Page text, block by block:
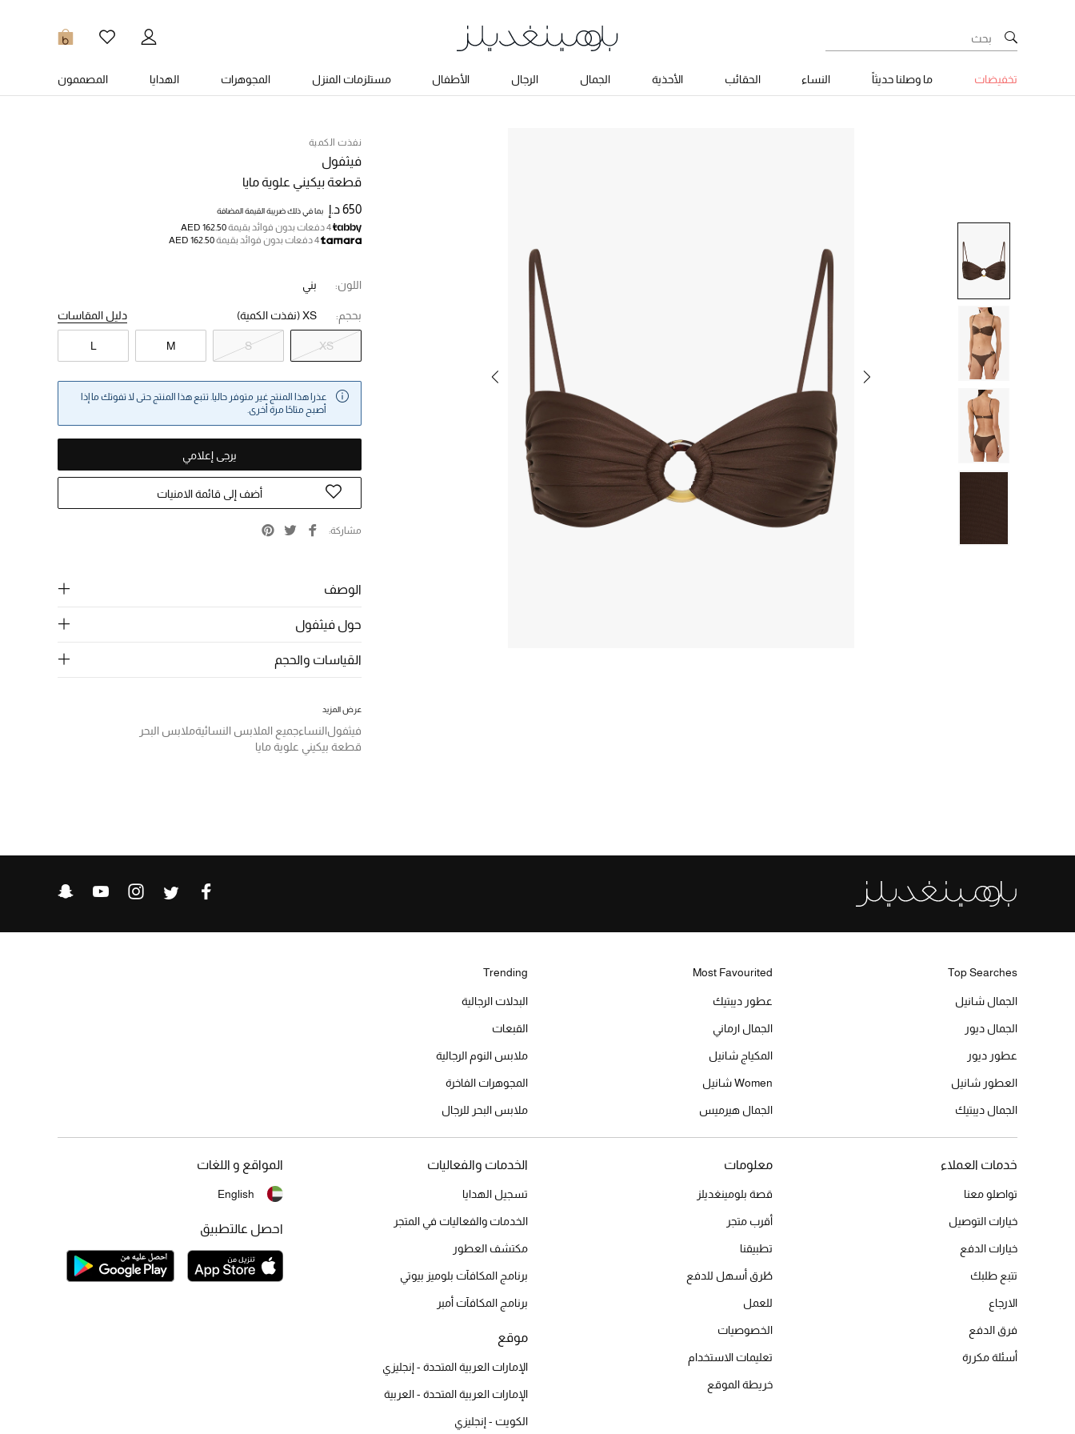
0
تخفيضات ما وصلنا حديثاً النساء الحقائب الأحذية الجمال الرجال الأطفال مستلزمات المنزل المجوهرات الهدايا المصممون
نفذت الكمية
فيثفول
قطعة بيكيني علوية مايا
650 د.إ
بما في ذلك ضريبة القيمة المضافة
4 دفعات بدون فوائد بقيمة
AED 162.50
4 دفعات بدون فوائد بقيمة
AED 162.50
اللون: بني
بحجم: XS(نفذت الكمية) دليل المقاسات
XS
S
M
L
عذرا هذا المنتج غير متوفر حاليا. تتبع هذا المنتج حتى لا تفوتك ما إذا
أصبح متاحًا مرة أخرى.
يرجى إعلامي
أضف إلى قائمة الامنيات
مشاركة
الوصف
حول فيثفول
القياسات والحجم
عرض المزيد
فيثفولالنساءجميع الملابس النسائيةملابس البحر
قطعة بيكيني علوية مايا
Top Searches
الجمال شانيل
الجمال ديور
عطور ديور
العطور شانيل
الجمال ديبتيك
Most Favourited
عطور ديبتيك
الجمال ارماني
المكياج شانيل
Women شانيل
الجمال هيرميس
Trending
البدلات الرجالية
القبعات
ملابس النوم الرجالية
المجوهرات الفاخرة
ملابس البحر للرجال
خدمات العملاء
تواصلو معنا
خيارات التوصيل
خيارات الدفع
تتبع طلبك
الارجاع
فرق الدفع
أسئلة مكررة
معلومات
قصة بلومينغديلز
أقرب متجر
تطبيقنا
طُرق أسهل للدفع
للعمل
الخصوصيات
تعليمات الاستخدام
خريطة الموقع
الخدمات والفعاليات
تسجيل الهدايا
الخدمات والفعاليات في المتجر
مكتشف العطور
برنامج المكافآت بلوميز بيوتي
برنامج المكافآت أمبر
موقع
الإمارات العربية المتحدة - إنجليزي
الإمارات العربية المتحدة - العربية
الكويت - إنجليزي
المواقع و اللغات
English
احصل عالتطبيق